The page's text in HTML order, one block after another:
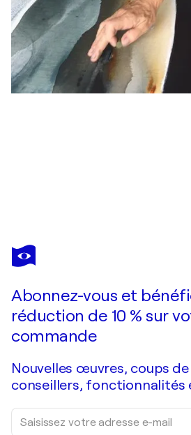
DINAH
WAKEFIELD
Je passe
Abonnez-vous et
réduction de 10 % sur
commande
Nouvelles œuvres, coups
conseillers, fonctionnalités